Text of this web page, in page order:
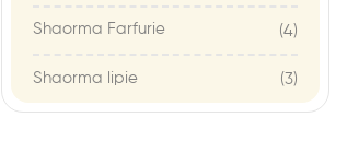
Shaorma Farfurie (4)
Shaorma lipie (3)